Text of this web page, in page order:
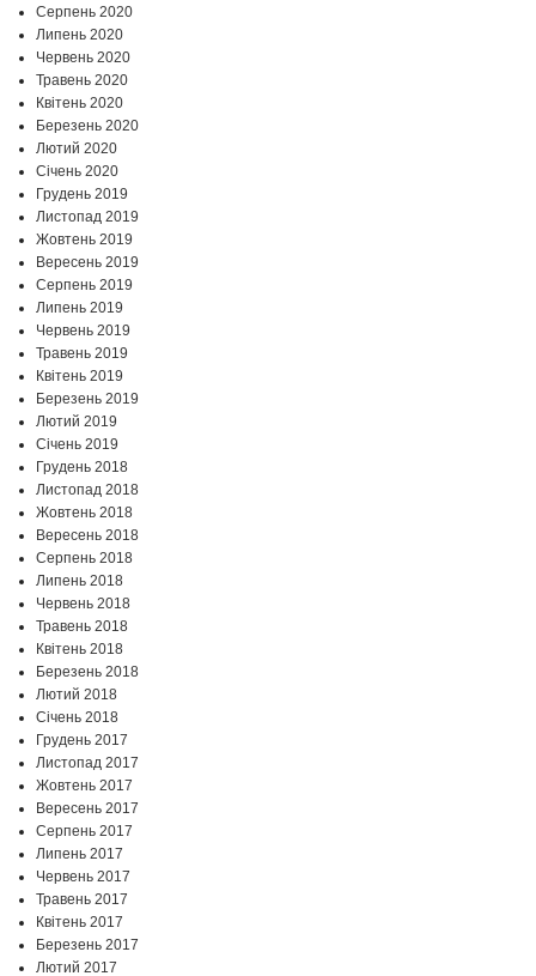
Серпень 2020
Липень 2020
Червень 2020
Травень 2020
Квітень 2020
Березень 2020
Лютий 2020
Січень 2020
Грудень 2019
Листопад 2019
Жовтень 2019
Вересень 2019
Серпень 2019
Липень 2019
Червень 2019
Травень 2019
Квітень 2019
Березень 2019
Лютий 2019
Січень 2019
Грудень 2018
Листопад 2018
Жовтень 2018
Вересень 2018
Серпень 2018
Липень 2018
Червень 2018
Травень 2018
Квітень 2018
Березень 2018
Лютий 2018
Січень 2018
Грудень 2017
Листопад 2017
Жовтень 2017
Вересень 2017
Серпень 2017
Липень 2017
Червень 2017
Травень 2017
Квітень 2017
Березень 2017
Лютий 2017